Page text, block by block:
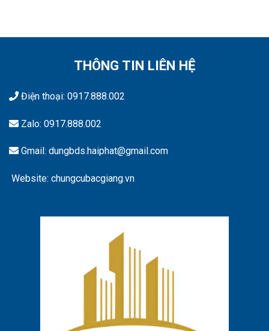
THÔNG TIN LIÊN HỆ
Điện thoại: 0917.888.002
Zalo: 0917.888.002
Gmail: dungbds.haiphat@gmail.com
Website: chungcubacgiang.vn